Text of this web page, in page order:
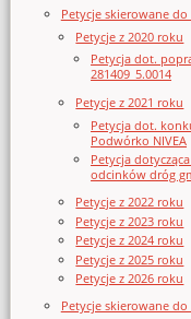
Petycje skierowane
Petycje z 2020 roku
Petycja dot.
281409_5.0014
Petycje z 2021 roku
Petycja dot.
Podwórko NIVEA
Petycja
odcinków dróg
Petycje z 2022 roku
Petycje z 2023 roku
Petycje z 2024 roku
Petycje z 2025 roku
Petycje z 2026 roku
Petycje skierowane